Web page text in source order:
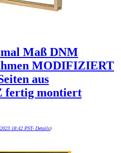
Maß DNM
MODIFIZIERT
aus
fertig montiert
18:42 PST- Details)